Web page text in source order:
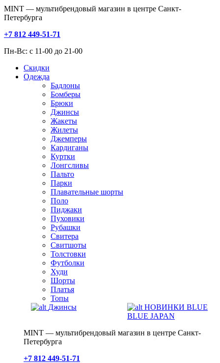
MINT — мультибрендовый магазин в центре Санкт-
Петербурга
+7 812 449-51-71
Пн-Вс: с 11-00 до 21-00
Скидки
Одежда
Бадлоны
Бомберы
Брюки
Джинсы
Жакеты
Жилеты
Джемперы
Кардиганы
Куртки
Лонгсливы
Пальто
Парки
Плавательные шорты
Поло
Пиджаки
Пуховики
Рубашки
Свитера
Свитшоты
Толстовки
Футболки
Худи
Шорты
Платья
Топы
Джинсы
НОВИНКИ BLUE
BLUE JAPAN
MINT — мультибрендовый магазин в центре Санкт-
Петербурга
+7 812 449-51-71